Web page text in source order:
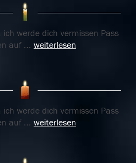
werde dich vermissen Pass
auf ... weiterlesen
werde dich vermissen Pass
auf ... weiterlesen